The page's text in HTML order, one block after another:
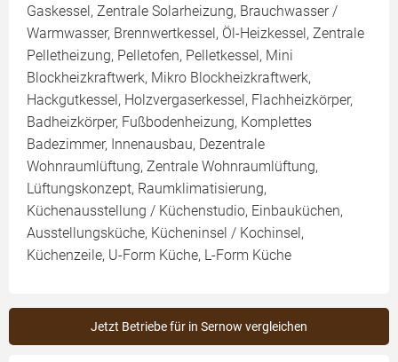
Gaskessel, Zentrale Solarheizung, Brauchwasser /
Warmwasser, Brennwertkessel, Öl-Heizkessel, Zentrale
Pelletheizung, Pelletofen, Pelletkessel, Mini
Blockheizkraftwerk, Mikro Blockheizkraftwerk,
Hackgutkessel, Holzvergaserkessel, Flachheizkörper,
Badheizkörper, Fußbodenheizung, Komplettes
Badezimmer, Innenausbau, Dezentrale
Wohnraumlüftung, Zentrale Wohnraumlüftung,
Lüftungskonzept, Raumklimatisierung,
Küchenausstellung / Küchenstudio, Einbauküchen,
Ausstellungsküche, Kücheninsel / Kochinsel,
Küchenzeile, U-Form Küche, L-Form Küche
Jetzt Betriebe für in Sernow vergleichen